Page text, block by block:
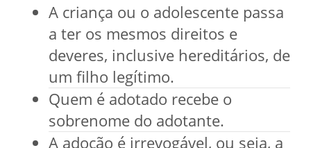
A criança ou o adolescente passa
a ter os mesmos direitos e
deveres, inclusive hereditários, de
um filho legítimo.
Quem é adotado recebe o
sobrenome do adotante.
A adoção é irrevogável, ou seja, a